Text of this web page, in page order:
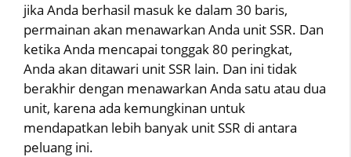
jika Anda berhasil masuk ke dalam 30 baris,
permainan akan menawarkan Anda unit SSR. Dan
ketika Anda mencapai tonggak 80 peringkat,
Anda akan ditawari unit SSR lain. Dan ini tidak
berakhir dengan menawarkan Anda satu atau dua
unit, karena ada kemungkinan untuk
mendapatkan lebih banyak unit SSR di antara
peluang ini.